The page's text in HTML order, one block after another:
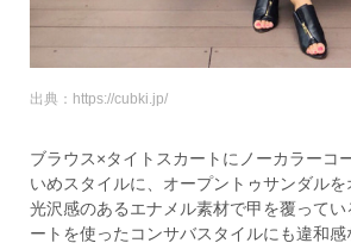
出典：https://cubki.jp/
ブラウス×タイトスカートにノーカラーコ
いめスタイルに、オープントゥサンダルを
光沢感のあるエナメル素材で甲を覆ってい
ートを使ったコンサバスタイルにも違和